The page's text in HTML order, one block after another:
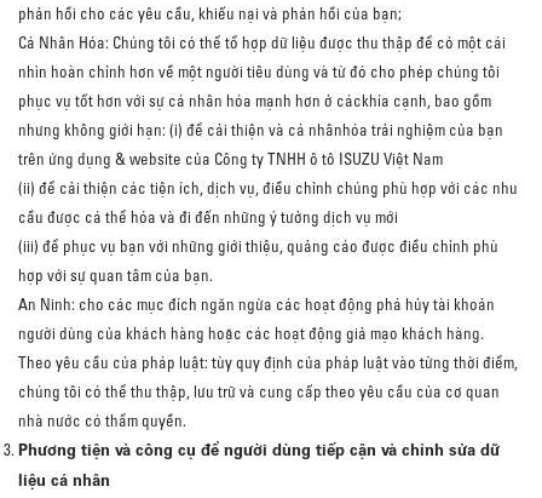
phản hồi cho các yêu cầu, khiếu nại và phản hồi của bạn;
Cá Nhân Hóa: Chúng tôi có thể tổ hợp dữ liệu được thu thập để có một cái
nhìn hoàn chỉnh hơn về một người tiêu dùng và từ đó cho phép chúng tôi
phục vụ tốt hơn với sự cá nhân hóa mạnh hơn ở cáckhía cạnh, bao gồm
nhưng không giới hạn: (i) để cải thiện và cá nhânhóa trải nghiệm của bạn
trên ứng dụng & website của Công ty TNHH ô tô ISUZU Việt Nam
(ii) để cải thiện các tiện ích, dịch vụ, điều chỉnh chúng phù hợp với các nhu
cầu được cá thể hóa và đi đến những ý tưởng dịch vụ mới
(iii) để phục vụ bạn với những giới thiệu, quảng cáo được điều chỉnh phù
hợp với sự quan tâm của bạn.
An Ninh: cho các mục đích ngăn ngừa các hoạt động phá hủy tài khoản
người dùng của khách hàng hoặc các hoạt động giả mạo khách hàng.
Theo yêu cầu của pháp luật: tùy quy định của pháp luật vào từng thời điểm,
chúng tôi có thể thu thập, lưu trữ và cung cấp theo yêu cầu của cơ quan
nhà nước có thẩm quyền.
Phương tiện và công cụ để người dùng tiếp cận và chỉnh sửa dữ
liệu cá nhân